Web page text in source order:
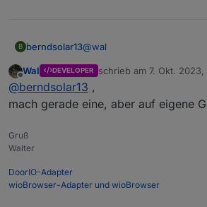
B berndsolar13@wal
ja
Program Version
Build Date & Time
Offline
Wal DEVELOPER schrieb am 7. Okt. 2023,
zuletzt editiert von
@berndsolar13 ,
mach gerade eine, aber auf eigene
Gruß
Walter
DoorIO-Adapter
wioBrowser-Adapter und wioBrowser